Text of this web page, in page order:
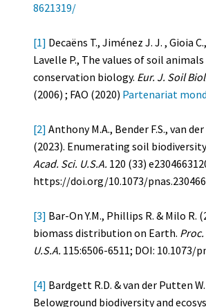
8621319/
[1] Decaëns T., Jiménez J. J. , Gioia
Lavelle P., The values of soil
conservation biology. Eur. J. Soil
(2006) ; FAO (2020) Partenariat
[2] Anthony M.A., Bender F.S., van
(2023). Enumerating soil
Acad. Sci. U.S.A. 120 (33)
https://doi.org/10.1073/
[3] Bar-On Y.M., Phillips R. & Milo R.
biomass distribution on Earth. Proc.
U.S.A. 115:6506-6511; DOI: 10.1073/
[4] Bardgett R.D. & van der Putten
Belowground biodiversity and